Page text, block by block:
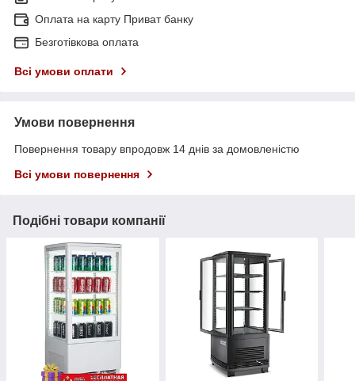
Оплата на карту Приват банку
Безготівкова оплата
Всі умови оплати
Умови повернення
Повернення товару впродовж 14 днів за домовленістю
Всі умови повернення
Подібні товари компанії